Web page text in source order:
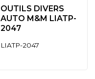
OUTILS DIVERS
AUTO M&M LIATP-
2047
LIATP-2047